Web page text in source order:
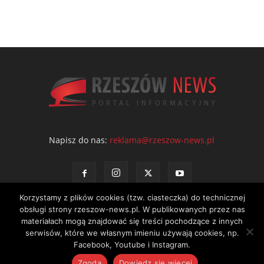
Napisz do nas: reklama@rzeszow-news.pl
Kontakt Polityka prywatności Regulamin portalu
© NEWS Sp. z o.o. - wydawca portalu Rzeszów News. Wszystkie prawa
Korzystamy z plików cookies (tzw. ciasteczka) do technicznej
obsługi strony rzeszow-news.pl. W publikowanych przez nas
materiałach mogą znajdować się treści pochodzące z innych
serwisów, które we własnym imieniu używają cookies, np.
Facebook, Youtube i Instagram.